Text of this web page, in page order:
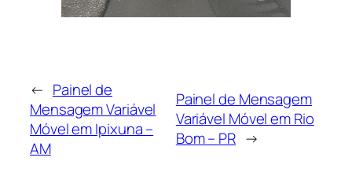
← Painel de
Mensagem Variável
Móvel em Ipixuna –
AM
Painel de Mensagem
Variável Móvel em Rio
Bom – PR →